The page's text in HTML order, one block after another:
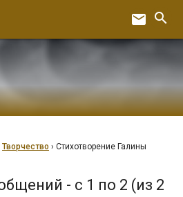
email search
Творчество › Стихотворение Галины
- с 1 по 2 (из 2